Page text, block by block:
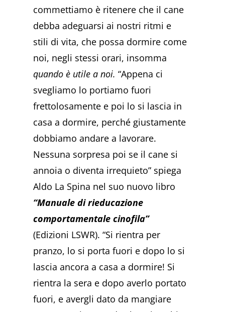
commettiamo è ritenere che il cane
debba adeguarsi ai nostri ritmi e
stili di vita, che possa dormire come
noi, negli stessi orari, insomma
quando è utile a noi. “Appena ci
svegliamo lo portiamo fuori
frettolosamente e poi lo si lascia in
casa a dormire, perché giustamente
dobbiamo andare a lavorare.
Nessuna sorpresa poi se il cane si
annoia o diventa irrequieto” spiega
Aldo La Spina nel suo nuovo libro
“Manuale di rieducazione
comportamentale cinofila”
(Edizioni LSWR). “Si rientra per
pranzo, lo si porta fuori e dopo lo si
lascia ancora a casa a dormire! Si
rientra la sera e dopo averlo portato
fuori, e avergli dato da mangiare